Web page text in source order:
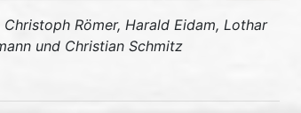
Römer, Harald Eidam, Lothar
und Christian Schmitz